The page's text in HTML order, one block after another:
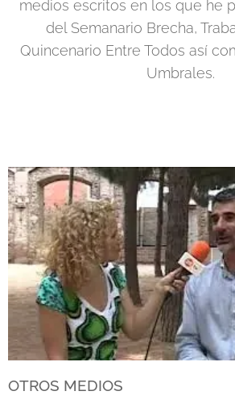
medios escritos en los que he
del Semanario Brecha,
Quincenario Entre Todos así
Umbrales.
OTROS MEDIOS